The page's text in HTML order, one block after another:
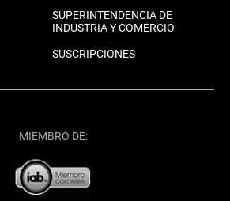
SUPERINTENDENCIA DE
INDUSTRIA Y COMERCIO
SUSCRIPCIONES
MIEMBRO DE: